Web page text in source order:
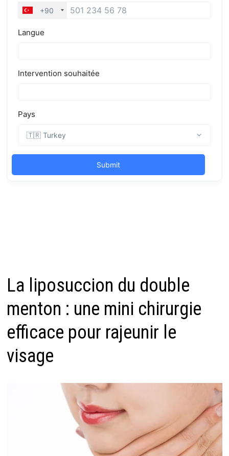
La liposuccion du double
menton : une mini chirurgie
efficace pour rajeunir le
visage